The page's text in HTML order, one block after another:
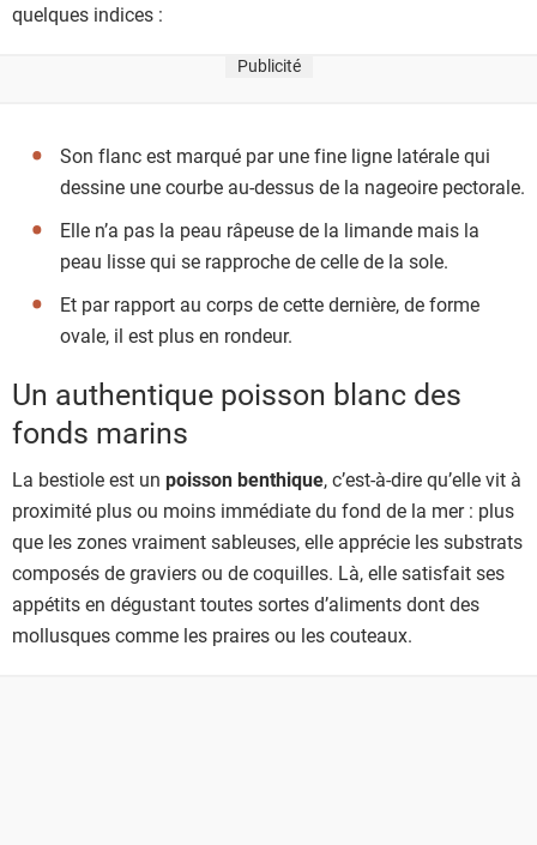
quelques indices :
Publicité
Son flanc est marqué par une fine ligne latérale qui
dessine une courbe au-dessus de la nageoire pectorale.
Elle n’a pas la peau râpeuse de la limande mais la
peau lisse qui se rapproche de celle de la sole.
Et par rapport au corps de cette dernière, de forme
ovale, il est plus en rondeur.
Un authentique poisson blanc des
fonds marins
La bestiole est un poisson benthique, c’est-à-dire qu’elle vit à
proximité plus ou moins immédiate du fond de la mer : plus
que les zones vraiment sableuses, elle apprécie les substrats
composés de graviers ou de coquilles. Là, elle satisfait ses
appétits en dégustant toutes sortes d’aliments dont des
mollusques comme les praires ou les couteaux.